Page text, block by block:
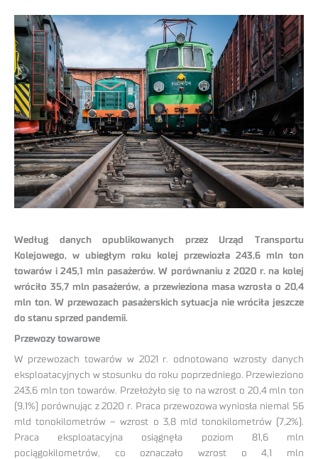
Według danych opublikowanych przez Urząd Transportu
Kolejowego, w ubiegłym roku kolej przewiozła 243,6 mln ton
towarów i 245,1 mln pasażerów. W porównaniu z 2020 r. na kolej
wróciło 35,7 mln pasażerów, a przewieziona masa wzrosła o 20,4
mln ton. W przewozach pasażerskich sytuacja nie wróciła jeszcze
do stanu sprzed pandemii.
Przewozy towarowe
W przewozach towarów w 2021 r. odnotowano wzrosty danych
eksploatacyjnych w stosunku do roku poprzedniego. Przewieziono
243,6 mln ton towarów. Przełożyło się to na wzrost o 20,4 mln ton
(9,1%) porównując z 2020 r. Praca przewozowa wyniosła niemal 56
mld tonokilometrów – wzrost o 3,8 mld tonokilometrów (7,2%).
Praca eksploatacyjna osiągnęła poziom 81,6 mln
pociągokilometrów, co oznaczało wzrost o 4,1 mln